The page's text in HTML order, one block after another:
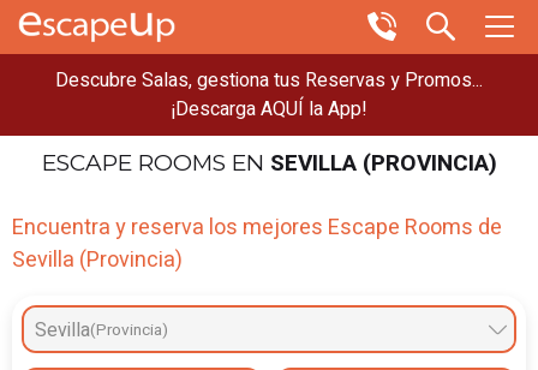
Descubre Salas, gestiona tus Reservas y Promos...
¡Descarga AQUÍ la App!
ESCAPE ROOMS EN SEVILLA (PROVINCIA)
Encuentra y reserva los mejores Escape Rooms de
Sevilla (Provincia)
Sevilla(Provincia)